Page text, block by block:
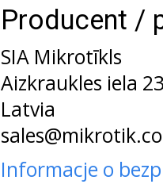
Producent /
SIA Mikrotīkls
Aizkraukles iela
Latvia
Informacje o